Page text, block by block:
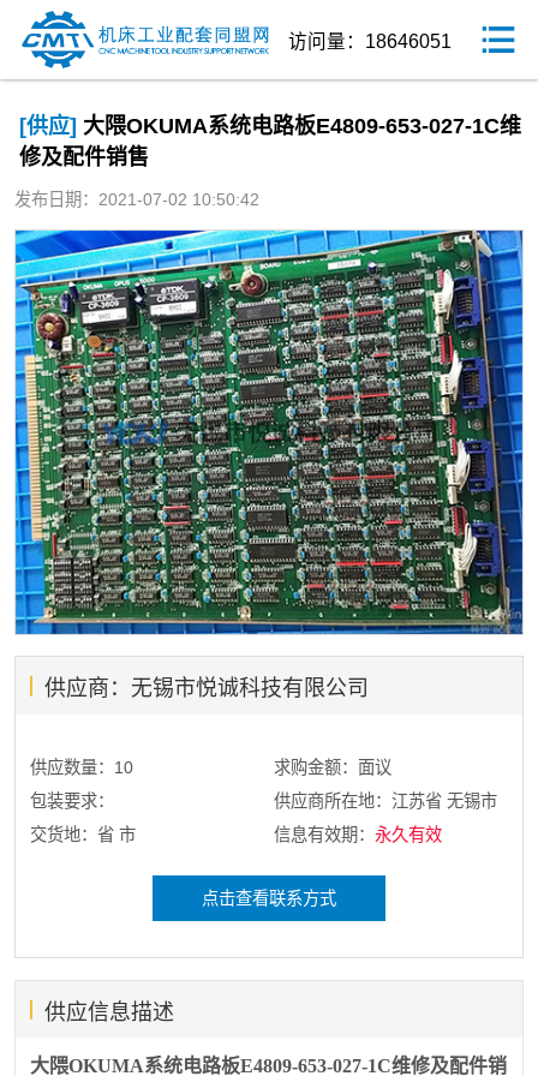
访问量：18646051
[供应] 大隈OKUMA系统电路板E4809-653-027-1C维
修及配件销售
发布日期：2021-07-02 10:50:42
供应商：无锡市悦诚科技有限公司
供应数量：10
求购金额：面议
包装要求：
供应商所在地：江苏省 无锡市
交货地：省 市
信息有效期： 永久有效
点击查看联系方式
供应信息描述
大隈OKUMA系统电路板E4809-653-027-1C维修及配件销